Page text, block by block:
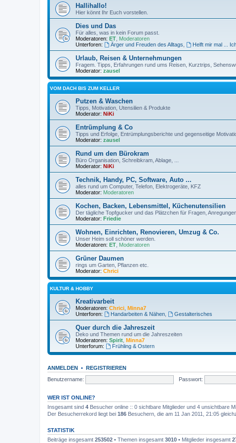
Hallihallo!
Hier könnt Ihr Euch vorstellen.
Dies und Das
Für alles, was in kein Forum passt.
Moderatoren: ET Moderatoren
Unterforen:
Ärger und Freuden des Alltags Helft mir mal ...
Urlaub, Reisen & Unternehmungen
Fragem. Tipps, Erfahrungen rund ums Reisen, Kurztrips,
Moderator: zausel
VOM DACH BIS ZUM KELLER
Putzen & Waschen
Tipps, Motivation, Utensilien & Produkte
Moderator: NiKi
Entrümplung & Co
Tipps und Erfolge, Entrümplungsberichte und gegenseitige
Moderator: zausel
Rund um den Bürokram
Büro Organisation, Schreibkram, Ablage, ...
Moderator: NiKi
Technik, Handy, PC, Software, Auto ...
alles rund um Computer, Telefon, Elektrogeräte, KFZ
Moderator: Moderatoren
Kochen, Backen, Lebensmittel, Küchenutensilien
Der tägliche Topfgucker und das Plätzchen für Fragen,
Moderator: Friedie
Wohnen, Einrichten, Renovieren, Umzug & Co.
Unser Heim soll schöner werden.
Moderatoren: ET Moderatoren
Grüner Daumen
rings um Garten, Pflanzen etc.
Moderator: Chrici
KULTUR & HOBBY
Kreativarbeit
Moderatoren: Chrici Minna7
Unterforen:
Handarbeiten & Nähen, Gestalterisches
Quer durch die Jahreszeit
Deko und Themen rund um die Jahreszeiten
Moderatoren: Spirit Minna7
Unterforum:
Frühling & Ostern
ANMELDEN • REGISTRIEREN
Benutzername:
Passwort:
WER IST ONLINE?
Insgesamt sind 4 Besucher online :: 0 sichtbare Mitglieder und 4 unsichtbare
Der Besucherrekord liegt bei 186 Besuchern, die am 11 Jan 2011, 21:05
STATISTIK
Beiträge insgesamt 253502 • Themen insgesamt 3010 • Mitglieder insgesamt